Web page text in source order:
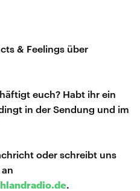
& Feelings über
euch? Habt ihr ein
in der Sendung und im
oder schreibt uns
.